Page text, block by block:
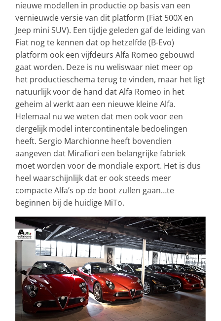
nieuwe modellen in productie op basis van een
vernieuwde versie van dit platform (Fiat 500X en
Jeep mini SUV). Een tijdje geleden gaf de leiding van
Fiat nog te kennen dat op hetzelfde (B-Evo)
platform ook een vijfdeurs Alfa Romeo gebouwd
gaat worden. Deze is nu weliswaar niet meer op
het productieschema terug te vinden, maar het ligt
natuurlijk voor de hand dat Alfa Romeo in het
geheim al werkt aan een nieuwe kleine Alfa.
Helemaal nu we weten dat men ook voor een
dergelijk model intercontinentale bedoelingen
heeft. Sergio Marchionne heeft bovendien
aangeven dat Mirafiori een belangrijke fabriek
moet worden voor de mondiale export. Het is dus
heel waarschijnlijk dat er ook steeds meer
compacte Alfa’s op de boot zullen gaan…te
beginnen bij de huidige MiTo.